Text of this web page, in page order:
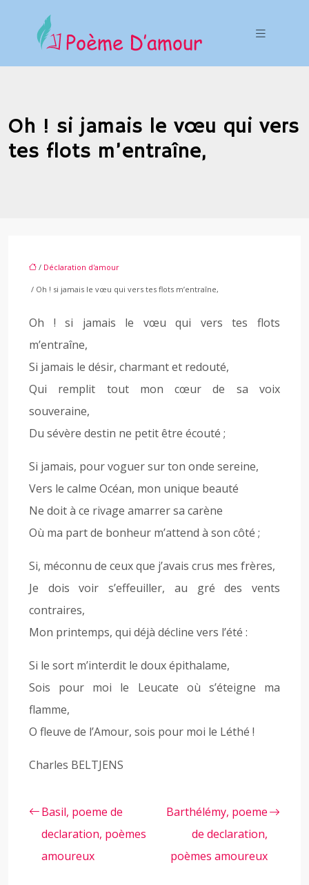
Oh ! si jamais le vœu qui vers
tes flots m’entraîne,
/ Déclaration d'amour
/ Oh ! si jamais le vœu qui vers tes flots m’entraîne,
Oh ! si jamais le vœu qui vers tes flots
m’entraîne,
Si jamais le désir, charmant et redouté,
Qui remplit tout mon cœur de sa voix
souveraine,
Du sévère destin ne petit être écouté ;
Si jamais, pour voguer sur ton onde sereine,
Vers le calme Océan, mon unique beauté
Ne doit à ce rivage amarrer sa carène
Où ma part de bonheur m’attend à son côté ;
Si, méconnu de ceux que j’avais crus mes frères,
Je dois voir s’effeuiller, au gré des vents
contraires,
Mon printemps, qui déjà décline vers l’été :
Si le sort m’interdit le doux épithalame,
Sois pour moi le Leucate où s’éteigne ma
flamme,
O fleuve de l’Amour, sois pour moi le Léthé !
Charles BELTJENS
Basil, poeme de
declaration, poèmes
amoureux
Barthélémy, poeme
de declaration,
poèmes amoureux